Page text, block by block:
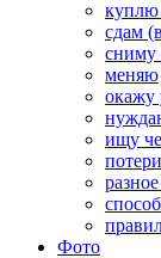
куплю
сдам
сниму
меняю
окажу
ищу
Фото